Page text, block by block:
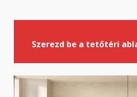
Szerezd be a tetőtéri